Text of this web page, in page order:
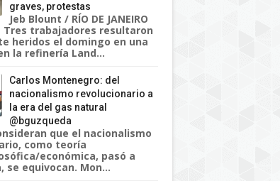
graves, protestas
Jeb Blount / RÍO DE JANEIRO
Tres trabajadores resultaron
heridos el domingo en una
la refinería Land...
Carlos Montenegro: del
nacionalismo revolucionario a
la era del gas natural
@bguzqueda
que el nacionalismo
como teoría
económica, pasó a
se equivocan. Mon...